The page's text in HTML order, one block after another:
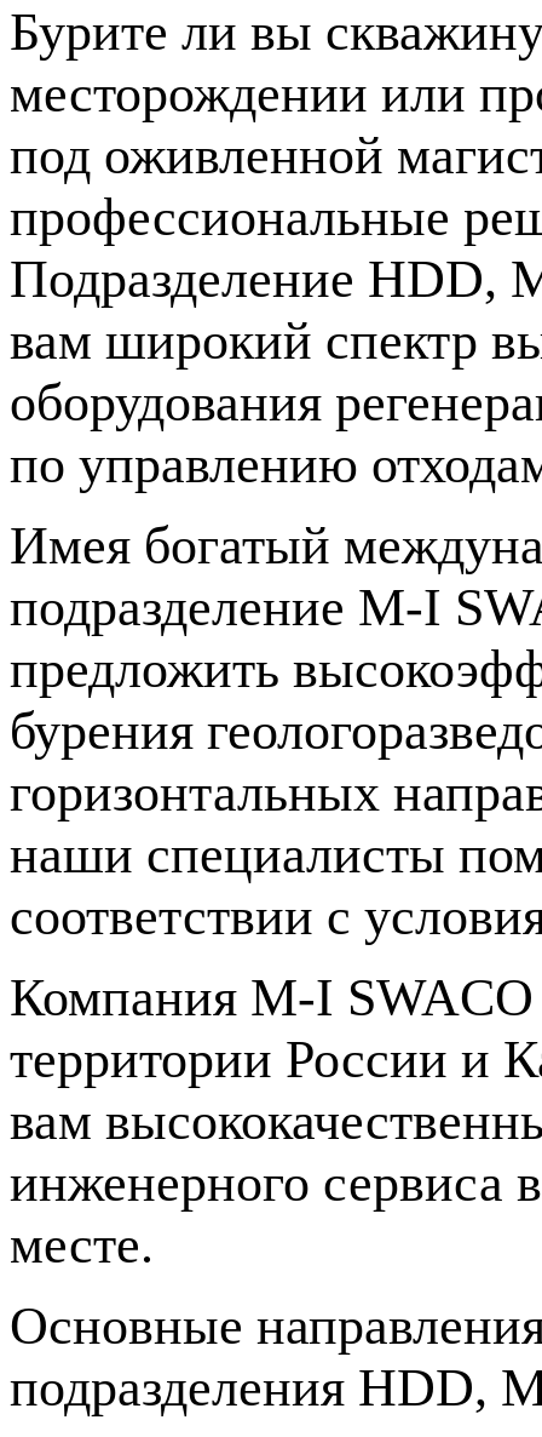
Бурите ли вы
месторождении или
под оживленной
профессиональные
Подразделение HDD,
вам широкий спектр
оборудования
по управлению
Имея богатый
подразделение M-I
предложить
бурения
горизонтальных
наши специалисты
соответствии с
Компания M-I
территории России и
вам
инженерного сервиса
месте.
Основные
подразделения HDD,